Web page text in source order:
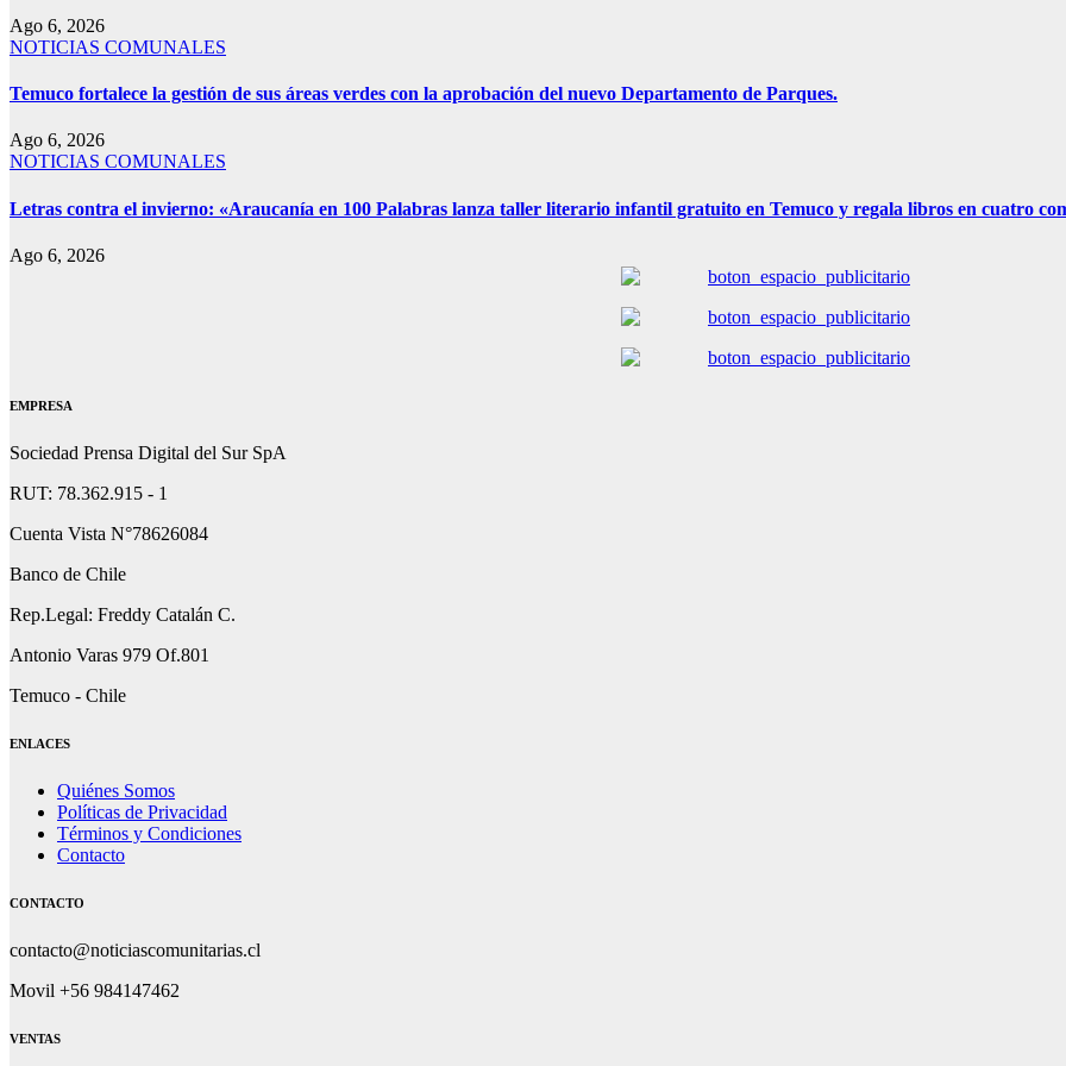
Ago 6, 2026
NOTICIAS COMUNALES
Temuco fortalece la gestión de sus áreas verdes con la aprobación del nuevo Departamento de Parques.
Ago 6, 2026
NOTICIAS COMUNALES
Letras contra el invierno: «Araucanía en 100 Palabras lanza taller literario infantil gratuito en Temuco y regala libros en cuatro
Ago 6, 2026
EMPRESA
Sociedad Prensa Digital del Sur SpA
RUT: 78.362.915 - 1
Cuenta Vista N°78626084
Banco de Chile
Rep.Legal: Freddy Catalán C.
Antonio Varas 979 Of.801
Temuco - Chile
ENLACES
Quiénes Somos
Políticas de Privacidad
Términos y Condiciones
Contacto
CONTACTO
contacto@noticiascomunitarias.cl
Movil +56 984147462
VENTAS